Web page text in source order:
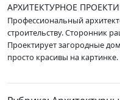
АРХИТЕКТУРНОЕ
Профессиональный
строительству. Cторонник
Проектирует загородные
просто красивы на